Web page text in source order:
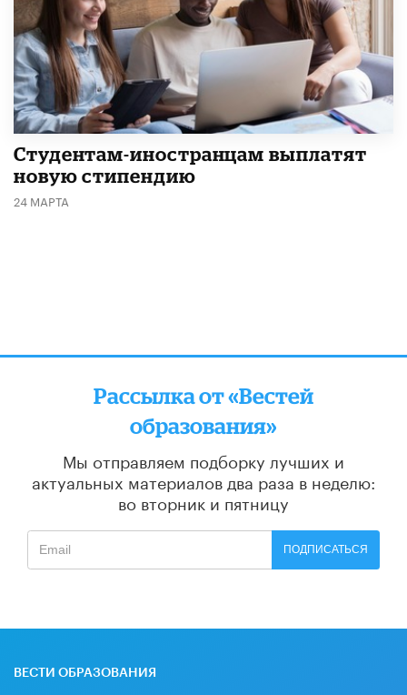
Студентам-иностранцам выплатят
новую стипендию
24 МАРТА
Рассылка от «Вестей
образования»
Мы отправляем подборку лучших и
актуальных материалов два раза в неделю:
во вторник и пятницу
ПОДПИСАТЬСЯ
ВЕСТИ ОБРАЗОВАНИЯ